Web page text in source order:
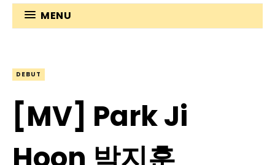
MENU
DEBUT
[MV] Park Ji